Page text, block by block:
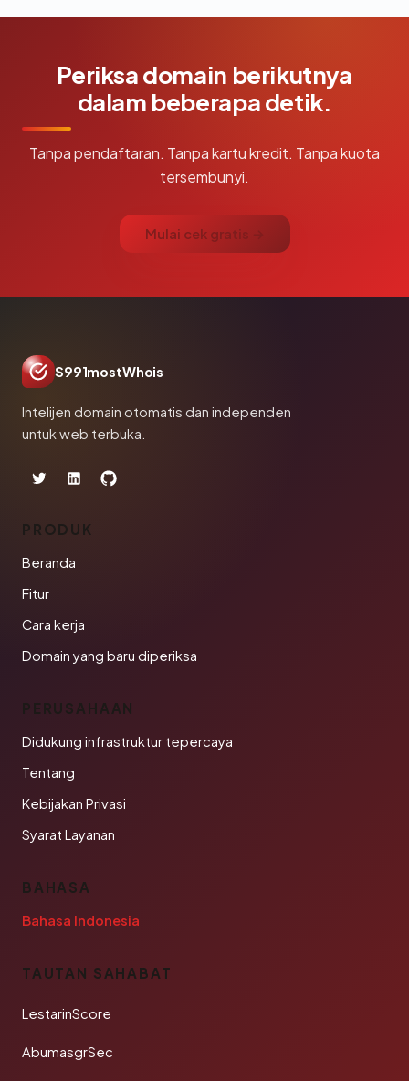
Periksa domain berikutnya
dalam beberapa detik.
Tanpa pendaftaran. Tanpa kartu kredit. Tanpa kuota
tersembunyi.
Mulai cek gratis →
S991mostWhois
Intelijen domain otomatis dan independen
untuk web terbuka.
PRODUK
Beranda
Fitur
Cara kerja
Domain yang baru diperiksa
PERUSAHAAN
Didukung infrastruktur tepercaya
Tentang
Kebijakan Privasi
Syarat Layanan
BAHASA
Bahasa Indonesia
TAUTAN SAHABAT
LestarinScore
AbumasgrSec